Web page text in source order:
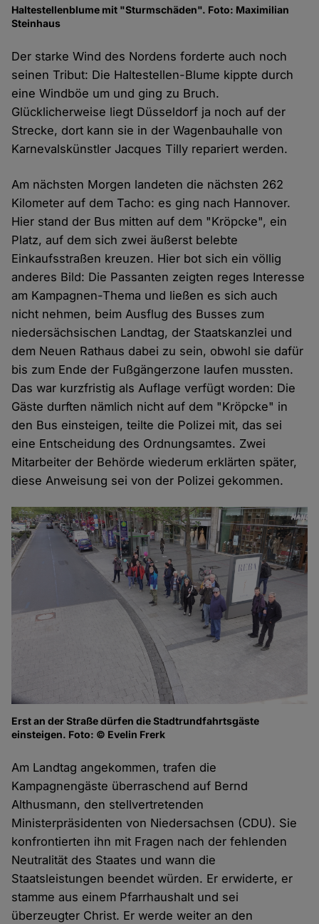
Haltestellenblume mit "Sturmschäden". Foto: Maximilian
Steinhaus
Der starke Wind des Nordens forderte auch noch
seinen Tribut: Die Haltestellen-Blume kippte durch
eine Windböe um und ging zu Bruch.
Glücklicherweise liegt Düsseldorf ja noch auf der
Strecke, dort kann sie in der Wagenbauhalle von
Karnevalskünstler Jacques Tilly repariert werden.
Am nächsten Morgen landeten die nächsten 262
Kilometer auf dem Tacho: es ging nach Hannover.
Hier stand der Bus mitten auf dem "Kröpcke", ein
Platz, auf dem sich zwei äußerst belebte
Einkaufsstraßen kreuzen. Hier bot sich ein völlig
anderes Bild: Die Passanten zeigten reges Interesse
am Kampagnen-Thema und ließen es sich auch
nicht nehmen, beim Ausflug des Busses zum
niedersächsischen Landtag, der Staatskanzlei und
dem Neuen Rathaus dabei zu sein, obwohl sie dafür
bis zum Ende der Fußgängerzone laufen mussten.
Das war kurzfristig als Auflage verfügt worden: Die
Gäste durften nämlich nicht auf dem "Kröpcke" in
den Bus einsteigen, teilte die Polizei mit, das sei
eine Entscheidung des Ordnungsamtes. Zwei
Mitarbeiter der Behörde wiederum erklärten später,
diese Anweisung sei von der Polizei gekommen.
Erst an der Straße dürfen die Stadtrundfahrtsgäste
einsteigen. Foto: © Evelin Frerk
Am Landtag angekommen, trafen die
Kampagnengäste überraschend auf Bernd
Althusmann, den stellvertretenden
Ministerpräsidenten von Niedersachsen (CDU). Sie
konfrontierten ihn mit Fragen nach der fehlenden
Neutralität des Staates und wann die
Staatsleistungen beendet würden. Er erwiderte, er
stamme aus einem Pfarrhaushalt und sei
überzeugter Christ. Er werde weiter an den